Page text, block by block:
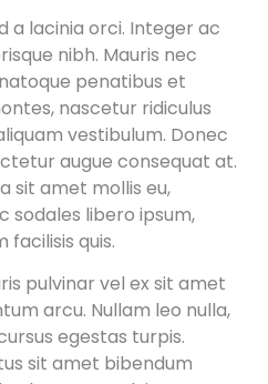
a lacinia orci. Integer ac
nibh. Mauris nec
penatibus et
nascetur ridiculus
vestibulum. Donec
augue consequat at.
sit amet mollis eu,
sodales libero ipsum,
quis.
pulvinar vel ex sit amet
arcu. Nullam leo nulla,
egestas turpis.
sit amet bibendum